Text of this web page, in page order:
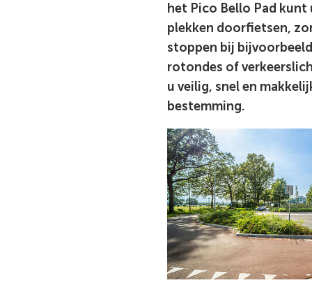
het Pico Bello Pad kunt
plekken doorfietsen,
stoppen bij
rotondes of
u veilig, snel en
bestemming.